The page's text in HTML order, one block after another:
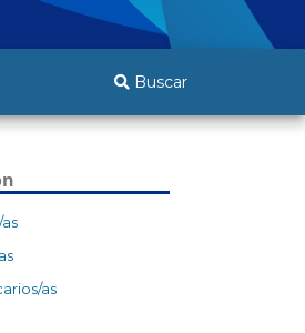
Buscar
as